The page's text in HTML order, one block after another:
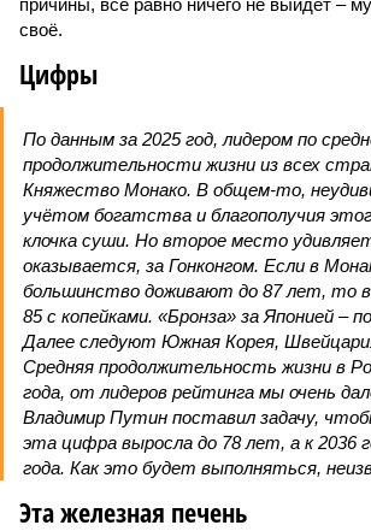
причины, всё равно ничего не выйдет –
своё.
Цифры
По данным за 2025 год, лидером по
продолжительности жизни из всех
Княжество Монако. В общем-то,
учётом богатства и благополучия
клочка суши. Но второе место
оказывается, за Гонконгом. Если в
большинство доживают до 87 лет, то в
85 с копейками. «Бронза» за Японией –
Далее следуют Южная Корея,
Средняя продолжительность жизни в
года, от лидеров рейтинга мы очень
Владимир Путин поставил задачу,
эта цифра выросла до 78 лет, а к 2036
года. Как это будет выполняться,
Эта железная печень